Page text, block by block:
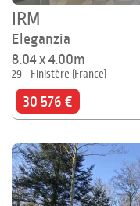
IRM
Eleganzia
8.04 x 4.00m
29 - Finistère (France)
30 576 €